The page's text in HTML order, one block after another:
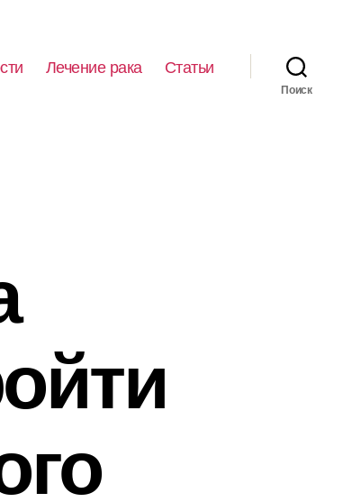
Лечение рака Статьи
Поиск